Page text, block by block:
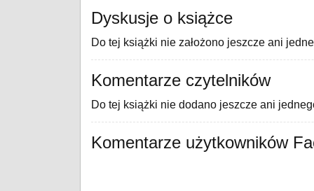
Dyskusje o książce
Do tej książki nie założono jeszcze ani
Komentarze czytelników
Do tej książki nie dodano jeszcze ani
Komentarze użytkowników